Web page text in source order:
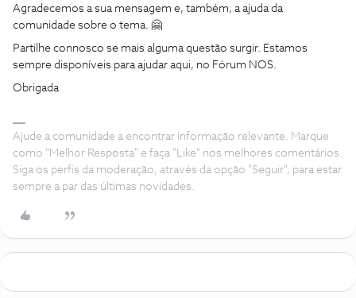
Agradecemos a sua mensagem e, também, a ajuda da
comunidade sobre o tema. 🤗
Partilhe connosco se mais alguma questão surgir. Estamos
sempre disponíveis para ajudar aqui, no Fórum NOS.
Obrigada
Ajude a comunidade a encontrar informação relevante. Marque
como "Melhor Resposta" e faça "Like" nos melhores comentários.
Siga os perfis da moderação, através da opção "Seguir", para estar
sempre a par das últimas novidades.